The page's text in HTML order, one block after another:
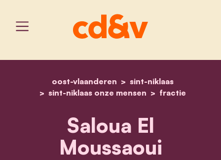
home
oost-vlaanderen
sint-niklaas
sint-niklaas onze mensen
fractie
saloua el moussaoui
Saloua El
Moussaoui